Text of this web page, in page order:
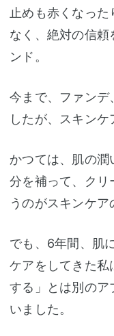
止めも赤くなった
なく、絶対の信頼
ンド。
今まで、ファンデ
したが、スキンケ
かつては、肌の
分を補って、クリ
うのがスキンケア
でも、6年間、肌
ケアをしてきた私
する」とは別のア
いました。